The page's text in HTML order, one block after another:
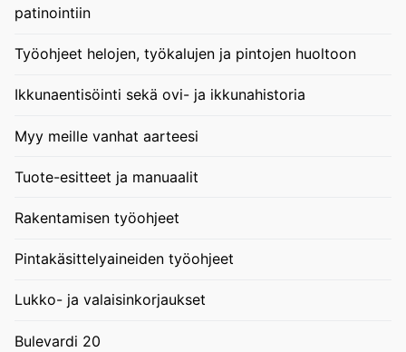
patinointiin
Työohjeet helojen, työkalujen ja pintojen huoltoon
Ikkunaentisöinti sekä ovi- ja ikkunahistoria
Myy meille vanhat aarteesi
Tuote-esitteet ja manuaalit
Rakentamisen työohjeet
Pintakäsittelyaineiden työohjeet
Lukko- ja valaisinkorjaukset
Bulevardi 20